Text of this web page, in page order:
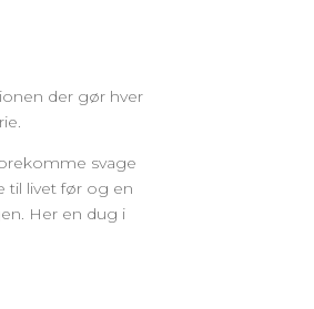
der gør hver
svage
til livet før og en
Her en dug i